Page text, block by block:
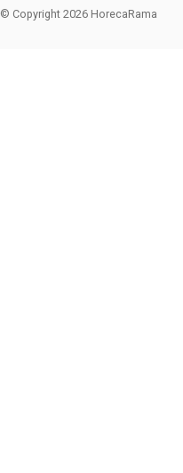
© Copyright 2026 HorecaRama